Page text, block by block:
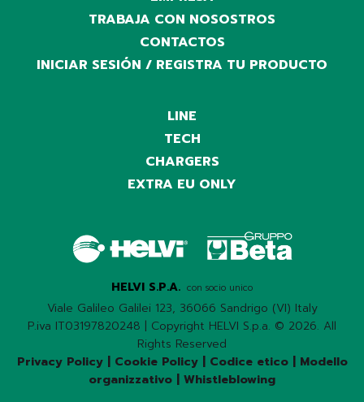
TRABAJA CON NOSOSTROS
CONTACTOS
INICIAR SESIÓN / REGISTRA TU PRODUCTO
LINE
TECH
CHARGERS
EXTRA EU ONLY
HELVI S.P.A. con socio unico
Viale Galileo Galilei 123, 36066 Sandrigo (VI) Italy
P.iva IT03197820248 | Copyright HELVI S.p.a. © 2026. All
Rights Reserved
Privacy Policy| Cookie Policy| Codice etico| Modello
organizzativo | Whistleblowing